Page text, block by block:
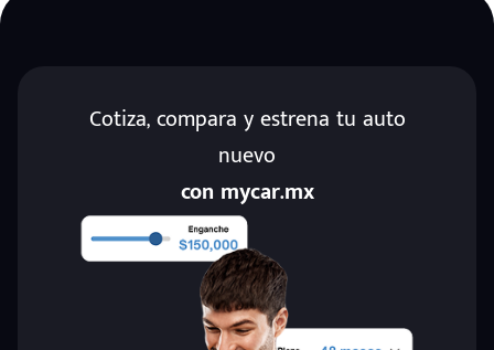
Cotiza, compara y estrena tu auto
nuevo
con mycar.mx